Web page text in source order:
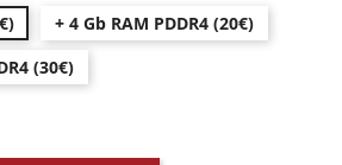
+ 4 Gb RAM PDDR4 (20€)
(30€)